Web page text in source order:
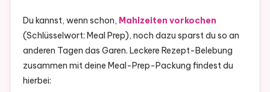
Du kannst, wenn schon, Mahlzeiten vorkochen
(Schlüsselwort: Meal Prep), noch dazu sparst du so an
anderen Tagen das Garen. Leckere Rezept-Belebung
zusammen mit deine Meal-Prep-Packung findest du
hierbei: